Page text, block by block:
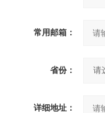
常用邮箱：
省份：
详细地址：